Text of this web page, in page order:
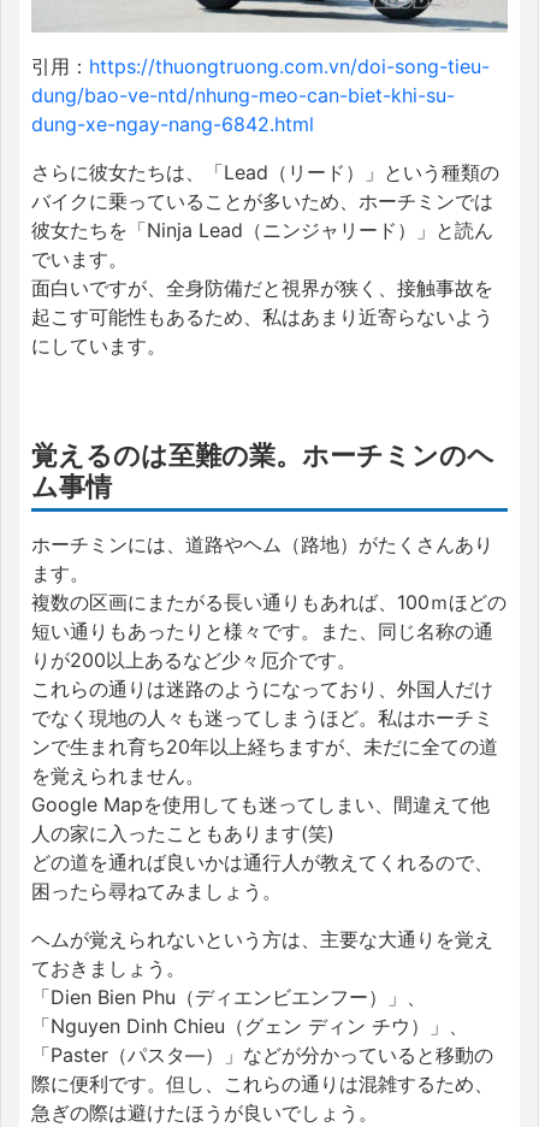
引用： https://thuongtruong.com.vn/doi-song-tieu-
dung/bao-ve-ntd/nhung-meo-can-biet-khi-su-
dung-xe-ngay-nang-6842.html
さらに彼女たちは、「Lead（リード）」という種類の
バイクに乗っていることが多いため、ホーチミンでは
彼女たちを「Ninja Lead（ニンジャリード）」と読ん
でいます。
面白いですが、全身防備だと視界が狭く、接触事故を
起こす可能性もあるため、私はあまり近寄らないよう
にしています。
覚えるのは至難の業。ホーチミンのヘ
ム事情
ホーチミンには、道路やヘム（路地）がたくさんあり
ます。
複数の区画にまたがる長い通りもあれば、100ｍほどの
短い通りもあったりと様々です。また、同じ名称の通
りが200以上あるなど少々厄介です。
これらの通りは迷路のようになっており、外国人だけ
でなく現地の人々も迷ってしまうほど。私はホーチミ
ンで生まれ育ち20年以上経ちますが、未だに全ての道
を覚えられません。
Google Mapを使用しても迷ってしまい、間違えて他
人の家に入ったこともあります(笑)
どの道を通れば良いかは通行人が教えてくれるので、
困ったら尋ねてみましょう。
ヘムが覚えられないという方は、主要な大通りを覚え
ておきましょう。
「Dien Bien Phu（ディエンビエンフー）」、
「Nguyen Dinh Chieu（グェン ディン チウ）」、
「Paster（パスタ―）」などが分かっていると移動の
際に便利です。但し、これらの通りは混雑するため、
急ぎの際は避けたほうが良いでしょう。